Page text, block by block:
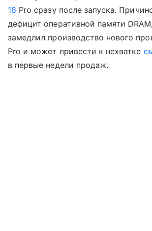
18 Pro сразу после запуска.
дефицит оперативной памяти
замедлил производство нового
Pro и может привести к нехватке
в первые недели продаж.